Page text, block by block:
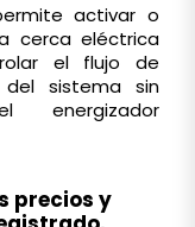
activar o
cerca eléctrica
el flujo de
sistema sin
precios y